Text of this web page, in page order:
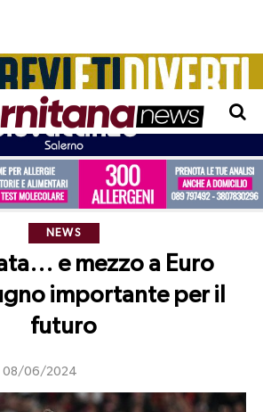
NEWS
e mezzo a Euro
importante per il
futuro
08/06/2024